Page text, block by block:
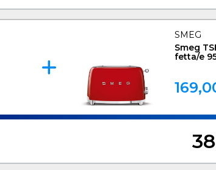
SMEG
Smeg
fetta/e